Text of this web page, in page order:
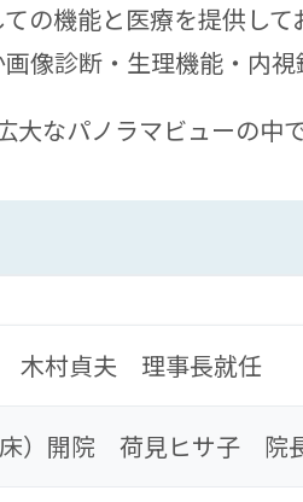
の機能と医療を提供し
像診断・生理機能・内視
なパノラマビューの中
木村貞夫 理事長就任
床）開院 荷見ヒサ子 院